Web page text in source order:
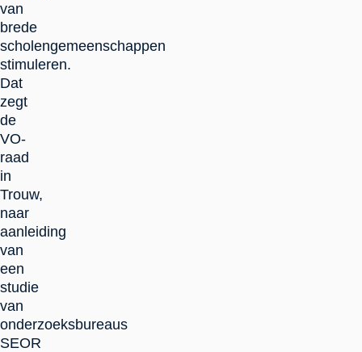
van
brede
scholengemeenschappen
stimuleren.
Dat
zegt
de
VO-
raad
in
Trouw,
naar
aanleiding
van
een
studie
van
onderzoeksbureaus
SEOR